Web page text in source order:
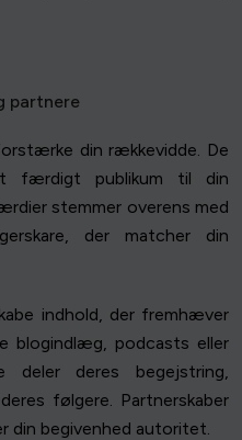
partnere
din rækkevidde. De
færdigt publikum til din
stemmer overens med
der matcher din
indhold, der fremhæver
blogindlæg, podcasts eller
deler deres begejstring,
følgere. Partnerskaber
din begivenhed autoritet.